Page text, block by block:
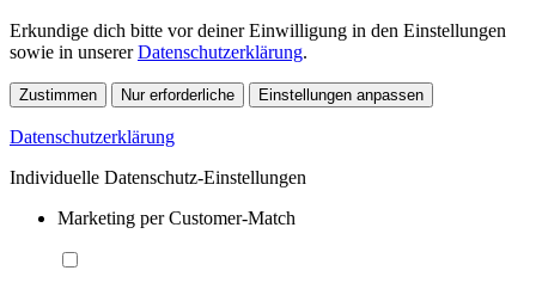
Erkundige dich bitte vor deiner Einwilligung in den Einstellungen
sowie in unsererDatenschutzerklärung.
Zustimmen Nur erforderliche Einstellungen anpassen
Datenschutzerklärung
Individuelle Datenschutz-Einstellungen
Marketing per Customer-Match